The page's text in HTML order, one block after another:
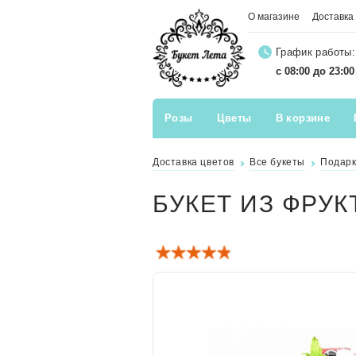
О магазине Доставка
График работы:
с 08:00 до
Розы Цветы В корзине
Доставка цветов Все букеты
БУКЕТ ИЗ